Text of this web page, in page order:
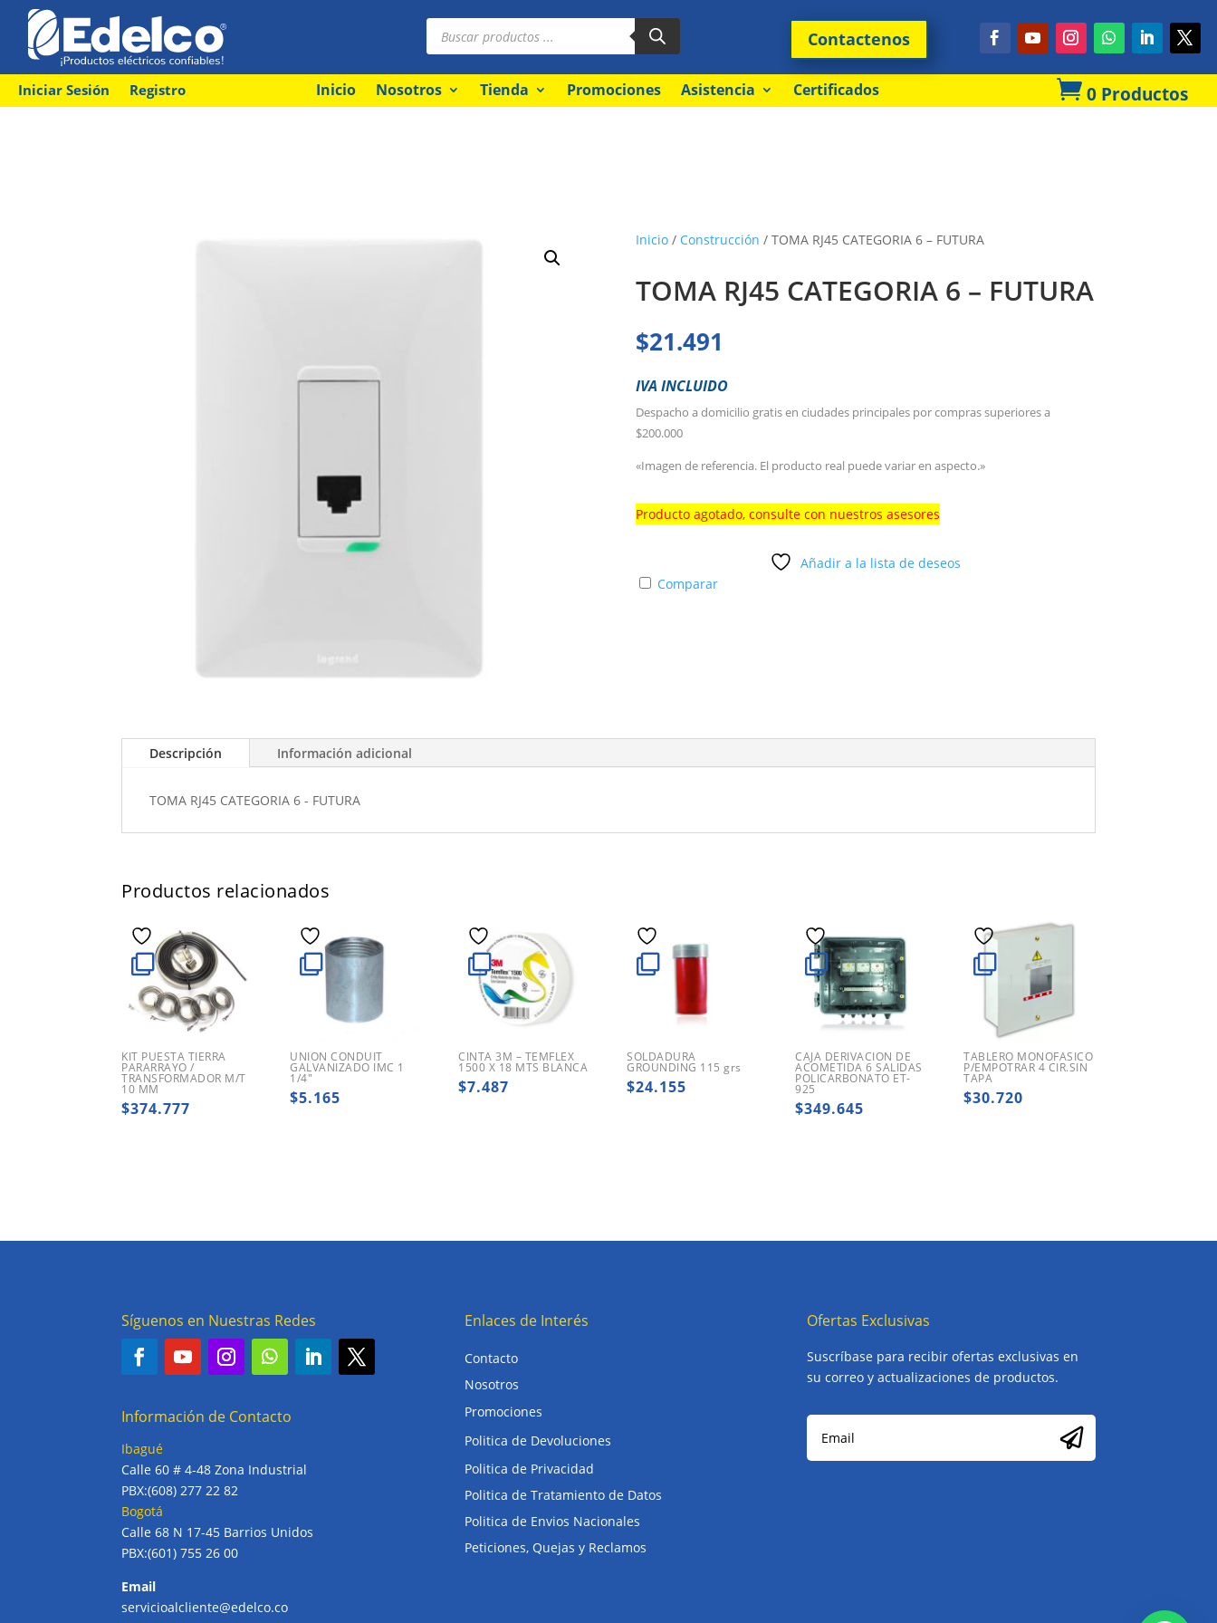
Búsqueda
productos Contactenos
Iniciar Sesión Registro Inicio Nosotros Tienda Promociones Asistencia Certificados  0 Productos
Inicio/ Construcción / TOMA RJ45 CATEGORIA 6 – FUTURA
TOMA RJ45 CATEGORIA 6 – FUTURA
$21.491
IVA INCLUIDO
Despacho a domicilio gratis en ciudades principales por compras superiores a
$200.000
«Imagen de referencia. El producto real puede variar en aspecto.»
Producto agotado, consulte con nuestros asesores
Añadir a la lista de deseos
Comparar
Descripción Información adicional
TOMA RJ45 CATEGORIA 6 - FUTURA
Productos relacionados
KIT PUESTA TIERRA
PARARRAYO /
TRANSFORMADOR M/T
10 MM
$374.777
UNION CONDUIT
GALVANIZADO IMC 1
1/4″
$5.165
CINTA 3M – TEMFLEX
1500 X 18 MTS BLANCA
$7.487
SOLDADURA
GROUNDING 115 grs
$24.155
CAJA DERIVACION DE
ACOMETIDA 6 SALIDAS
POLICARBONATO ET-
925
$349.645
TABLERO MONOFASICO
P/EMPOTRAR 4 CIR.SIN
TAPA
$30.720
Síguenos en Nuestras Redes
Información de Contacto
Ibagué
Calle 60 # 4-48 Zona Industrial
PBX:(608) 277 22 82
Bogotá
Calle 68 N 17-45 Barrios Unidos
PBX:(601) 755 26 00
Email
servicioalcliente@edelco.co
Enlaces de Interés
Contacto
Nosotros
Promociones
Politica de Devoluciones
Politica de Privacidad
Politica de Tratamiento de Datos
Politica de Envios Nacionales
Peticiones, Quejas y Reclamos
Ofertas Exclusivas
Suscríbase para recibir ofertas exclusivas en
su correo y actualizaciones de productos.